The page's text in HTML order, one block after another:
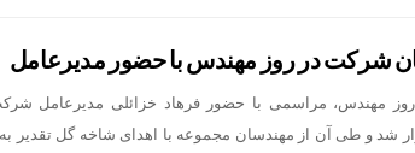
شرکت فولاد خوزستان در مشهد
شرکت در روز مهندس با حضور مدیرعامل
ماه، روز مهندس، مراسمی با حضور فرهاد خزائلی
شد و طی آن از مهندسان مجموعه با اهدای شاخه گل تقدیر